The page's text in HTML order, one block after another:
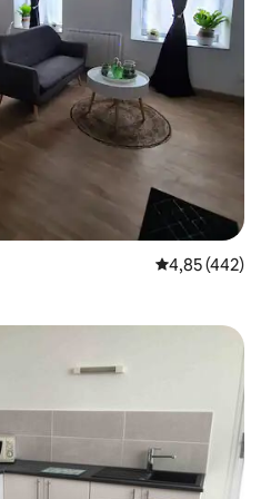
საშუალო
4,85 (442)